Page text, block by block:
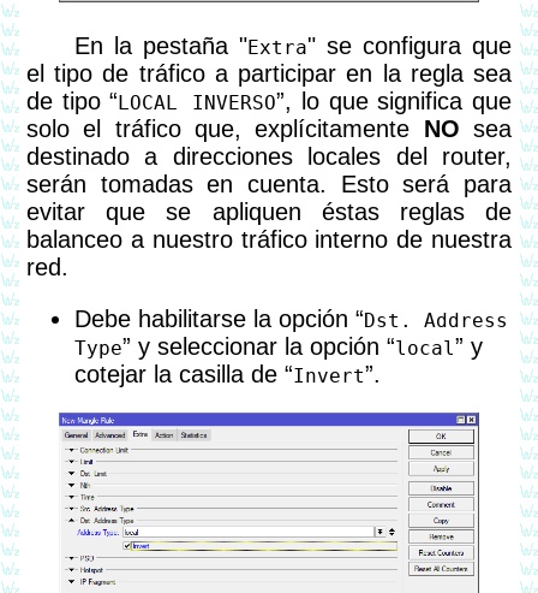
En la pestaña "Extra" se configura que
el tipo de tráfico a participar en la regla sea
de tipo “ LOCAL INVERSO”, lo que significa que
solo el tráfico que, explícitamente NO sea
destinado a direcciones locales del router,
serán tomadas en cuenta. Esto será para
evitar que se apliquen éstas reglas de
balanceo a nuestro tráfico interno de nuestra
red.
Debe habilitarse la opción “Dst. Address
Type” y seleccionar la opción “local” y
cotejar la casilla de “Invert”.